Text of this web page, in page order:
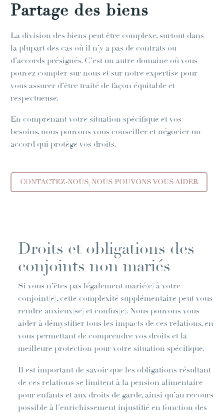
Partage des biens
La division des biens peut être complexe, surtout dans
la plupart des cas où il n’y a pas de contrats ou
d’accords présignés. C’est un autre domaine où vous
pouvez compter sur nous et sur notre expertise pour
vous assurer d’être traité de façon équitable et
respectueuse.
En comprenant votre situation spécifique et vos
besoins, nous pouvons vous conseiller et négocier un
accord qui protège vos droits.
CONTACTEZ-NOUS, NOUS POUVONS VOUS AIDER
Droits et obligations des
conjoints non mariés
Si vous n’êtes pas légalement marié(e) à votre
conjoint(e), cette complexité supplémentaire peut vous
rendre anxieux(se) et confus(e). Nous pouvons vous
aider à démystifier tous les impacts de ces relations, en
vous permettant de comprendre vos droits et la
meilleure protection pour votre situation spécifique.
Il est important de savoir que les obligations résultant
de ces relations se limitent à la pension alimentaire
pour enfants et aux droits de garde, ainsi qu’au recours
possible à l’enrichissement injustifié en fonction des